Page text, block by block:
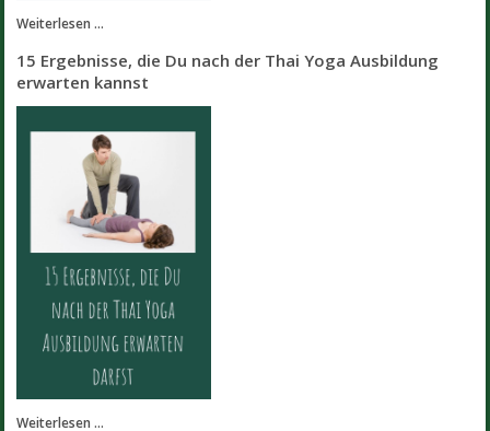
Weiterlesen ...
15 Ergebnisse, die Du nach der Thai Yoga Ausbildung
erwarten kannst
Weiterlesen ...